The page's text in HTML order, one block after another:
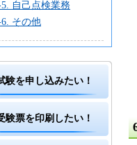
自己点検業務
その他
験を申し込みたい！
験票を印刷したい！